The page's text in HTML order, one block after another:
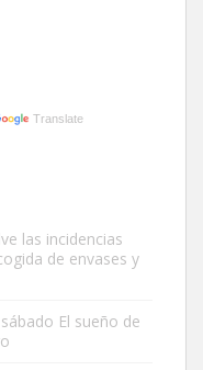
de la zona los
Translate
las incidencias
de envases y
El sueño de